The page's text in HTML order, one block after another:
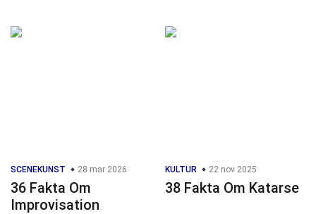
SCENEKUNST 28 mar 2026
36 Fakta Om
Improvisation
KULTUR 22 nov 2025
38 Fakta Om Katarse